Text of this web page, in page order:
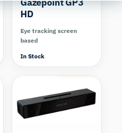
Gazepoint GP3
HD
Eye tracking screen
based
In Stock
Compare